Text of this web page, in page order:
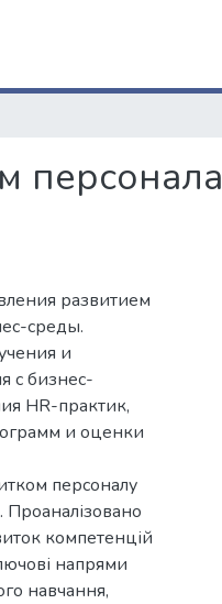
персонала
развитием
среды.
и
с бизнес-
HR-практик,
и оценки
персоналу
Проаналізовано
компетенцій
напрями
навчання,